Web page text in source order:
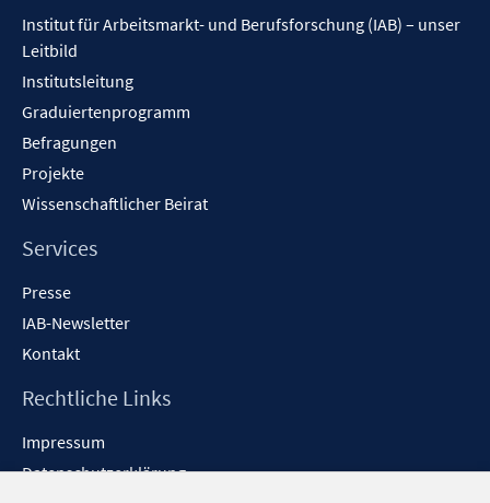
Institut für Arbeitsmarkt- und Berufsforschung (IAB) – unser
Leitbild
Institutsleitung
Graduiertenprogramm
Befragungen
Projekte
Wissenschaftlicher Beirat
Services
Presse
IAB-Newsletter
Kontakt
Rechtliche Links
Impressum
Datenschutzerklärung